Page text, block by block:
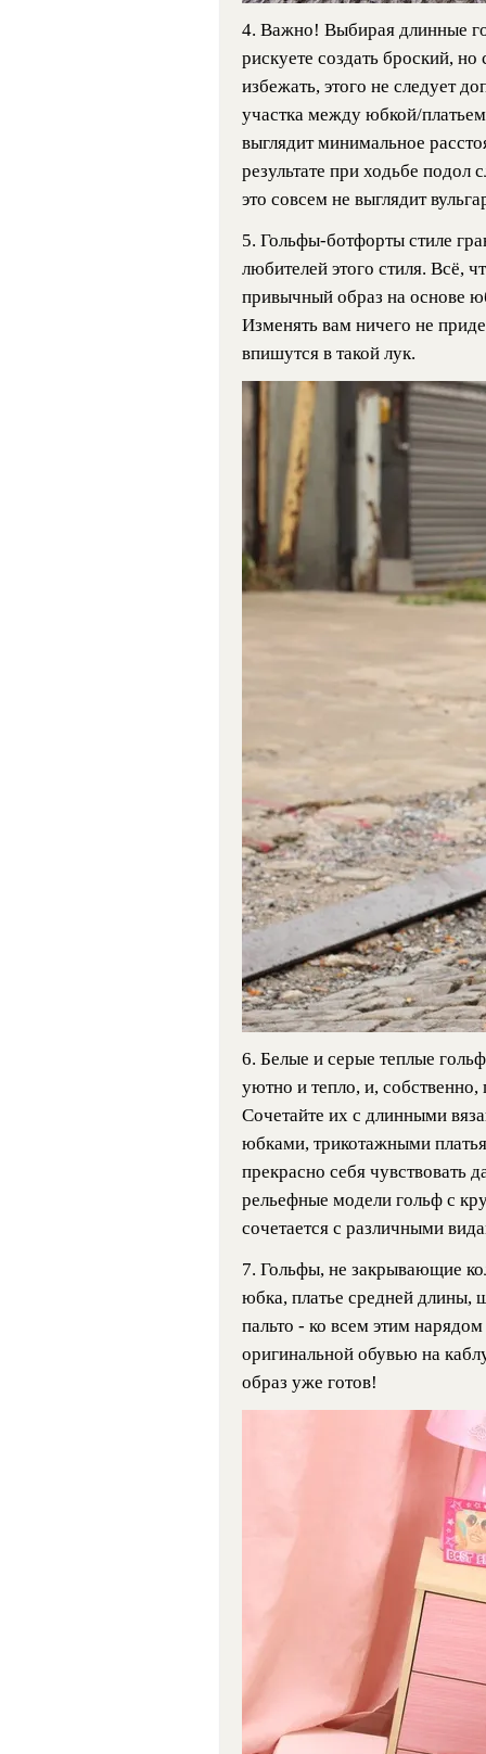
4. Важно! Выбирая длинные
рискуете создать броский, но
избежать, этого не следует
участка между юбкой/
выглядит минимальное
результате при ходьбе подол
это совсем не выглядит
5. Гольфы-ботфорты стиле
любителей этого стиля. Всё,
привычный образ на основе
Изменять вам ничего не
впишутся в такой лук.
6. Белые и серые теплые
уютно и тепло, и,
Сочетайте их с длинными
юбками, трикотажными
прекрасно себя чувствовать
рельефные модели гольф с
сочетается с различными
7. Гольфы, не закрывающие
юбка, платье средней
пальто - ко всем этим
оригинальной обувью на
образ уже готов!